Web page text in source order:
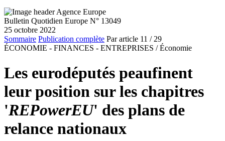
Bulletin Quotidien Europe N° 13049
25 octobre 2022
Sommaire Publication complète Par article 11 / 29
ÉCONOMIE - FINANCES - ENTREPRISES / Économie
Les eurodéputés peaufinent
leur position sur les chapitres
'REPowerEU' des plans de
relance nationaux